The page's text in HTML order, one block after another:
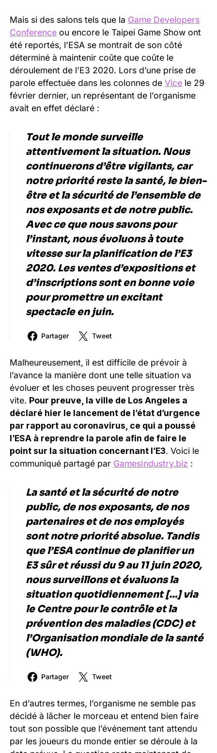
Mais si des salons tels que la Game Developers
Conference ou encore le Taipei Game Show ont
été reportés, l’ESA se montrait de son côté
déterminé à maintenir coûte que coûte le
déroulement de l’E3 2020. Lors d’une prise de
parole effectuée dans les colonnes de Vice le 29
février dernier, un représentant de l’organisme
avait en effet déclaré :
Tout le monde surveille
attentivement la situation. Nous
continuerons d’être vigilants, car
notre priorité reste la santé, le bien-
être et la sécurité de l’ensemble de
nos exposants et de notre public.
Avec ce que nous savons pour
l’instant, nous évoluons à toute
vitesse sur la planification de l’E3
2020. Les ventes d’expositions et
d’inscriptions sont en bonne voie
pour promettre un excitant
spectacle en juin.
Partager Tweet
Malheureusement, il est difficile de prévoir à
l’avance la manière dont une telle situation va
évoluer et les choses peuvent progresser très
vite. Pour preuve, la ville de Los Angeles a
déclaré hier le lancement de l’état d’urgence
par rapport au coronavirus, ce qui a poussé
l’ESA à reprendre la parole afin de faire le
point sur la situation concernant l’E3. Voici le
communiqué partagé par GamesIndustry.biz :
La santé et la sécurité de notre
public, de nos exposants, de nos
partenaires et de nos employés
sont notre priorité absolue. Tandis
que l’ESA continue de planifier un
E3 sûr et réussi du 9 au 11 juin 2020,
nous surveillons et évaluons la
situation quotidiennement […] via
le Centre pour le contrôle et la
prévention des maladies (CDC) et
l’Organisation mondiale de la santé
(WHO).
Partager Tweet
En d’autres termes, l’organisme ne semble pas
décidé à lâcher le morceau et entend bien faire
tout son possible que l’événement tant attendu
par les joueurs du monde entier se déroule à la